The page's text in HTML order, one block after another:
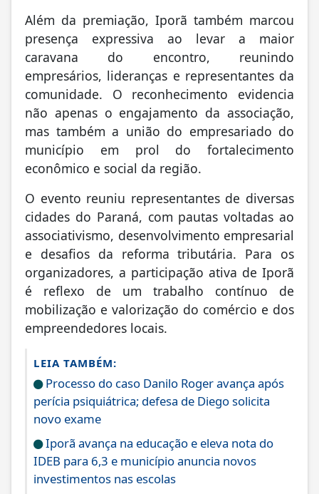
Além da premiação, Iporã também marcou
presença expressiva ao levar a maior
caravana do encontro, reunindo
empresários, lideranças e representantes da
comunidade. O reconhecimento evidencia
não apenas o engajamento da associação,
mas também a união do empresariado do
município em prol do fortalecimento
econômico e social da região.
O evento reuniu representantes de diversas
cidades do Paraná, com pautas voltadas ao
associativismo, desenvolvimento empresarial
e desafios da reforma tributária. Para os
organizadores, a participação ativa de Iporã
é reflexo de um trabalho contínuo de
mobilização e valorização do comércio e dos
empreendedores locais.
LEIA TAMBÉM:
Processo do caso Danilo Roger avança após
perícia psiquiátrica; defesa de Diego solicita
novo exame
Iporã avança na educação e eleva nota do
IDEB para 6,3 e município anuncia novos
investimentos nas escolas